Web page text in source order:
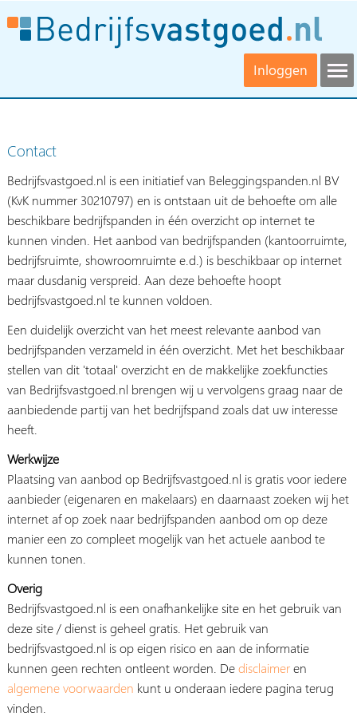
Inloggen
Contact
Bedrijfsvastgoed.nl is een initiatief van Beleggingspanden.nl BV
(KvK nummer 30210797) en is ontstaan uit de behoefte om alle
beschikbare bedrijfspanden in één overzicht op internet te
kunnen vinden. Het aanbod van bedrijfspanden (kantoorruimte,
bedrijfsruimte, showroomruimte e.d.) is beschikbaar op internet
maar dusdanig verspreid. Aan deze behoefte hoopt
bedrijfsvastgoed.nl te kunnen voldoen.
Een duidelijk overzicht van het meest relevante aanbod van
bedrijfspanden verzameld in één overzicht. Met het beschikbaar
stellen van dit 'totaal' overzicht en de makkelijke zoekfuncties
van Bedrijfsvastgoed.nl brengen wij u vervolgens graag naar de
aanbiedende partij van het bedrijfspand zoals dat uw interesse
heeft.
Werkwijze
Plaatsing van aanbod op Bedrijfsvastgoed.nl is gratis voor iedere
aanbieder (eigenaren en makelaars) en daarnaast zoeken wij het
internet af op zoek naar bedrijfspanden aanbod om op deze
manier een zo compleet mogelijk van het actuele aanbod te
kunnen tonen.
Overig
Bedrijfsvastgoed.nl is een onafhankelijke site en het gebruik van
deze site / dienst is geheel gratis. Het gebruik van
bedrijfsvastgoed.nl is op eigen risico en aan de informatie
kunnen geen rechten ontleent worden. Dedisclaimeren
algemene voorwaarden kunt u onderaan iedere pagina terug
vinden.